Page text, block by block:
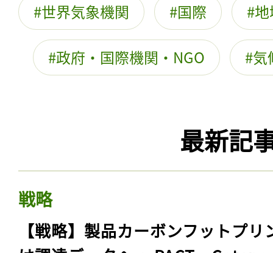
世界気象機関 国際
政府・国際機関・NGO 気
最新記
戦略
【戦略】製品カーボンフットプリ